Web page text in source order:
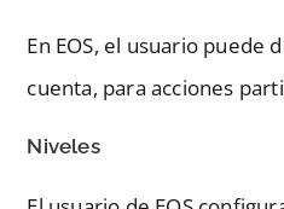
En EOS, el usuario puede
cuenta, para acciones
Niveles